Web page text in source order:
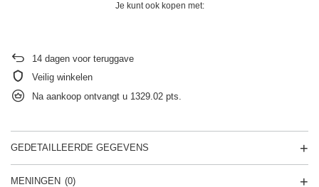
Je kunt ook kopen met:
14 dagen voor teruggave
Veilig winkelen
Na aankoop ontvangt u 1329.02 pts.
GEDETAILLEERDE GEGEVENS
MENINGEN (0)